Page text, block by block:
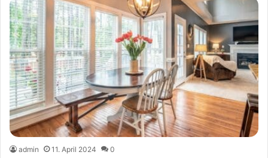
admin 11. April 2024 0